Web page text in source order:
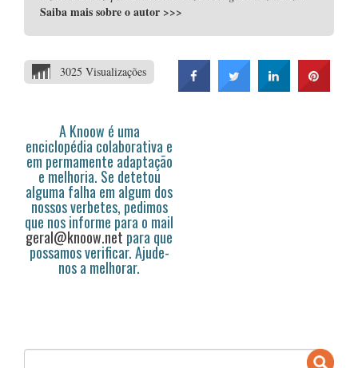
Saiba mais sobre o autor >>>
3025 Visualizações
A Knoow é uma
enciclopédia colaborativa e
em permamente adaptação
e melhoria. Se detetou
alguma falha em algum dos
nossos verbetes, pedimos
que nos informe para o mail
geral@knoow.net para que
possamos verificar. Ajude-
nos a melhorar.